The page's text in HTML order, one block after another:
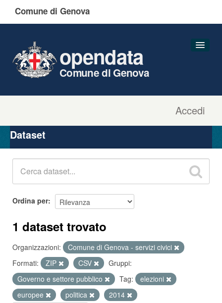
Comune di Genova
Accedi
opendata
Comune di Genova
Organizzazioni
Gruppi
Dataset
Ordina per
1 dataset trovato
Organizzazioni:
Comune di Genova - servizi civici
Formati:
ZIP CSV
Gruppi:
Governo e settore pubblico
Tag:
elezioni
europee
politica
2014